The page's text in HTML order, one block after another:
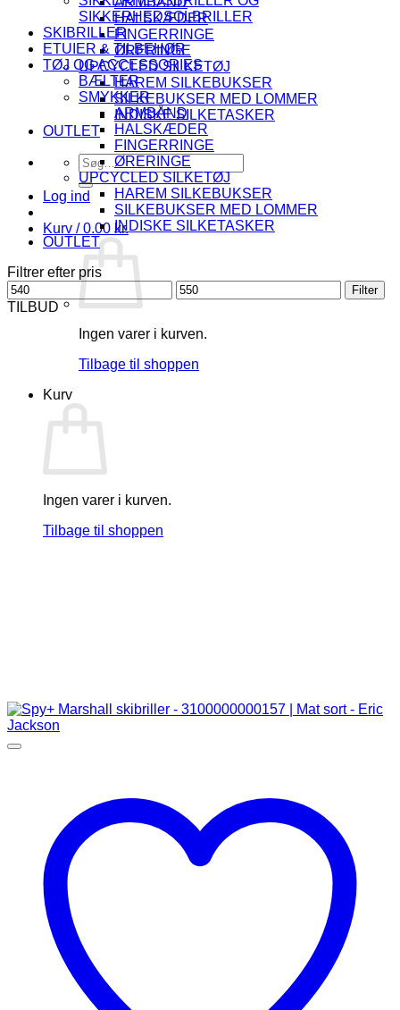
HALSKÆDER
FINGERRINGE
ØRERINGE
UPCYCLED SILKETØJ
HAREM SILKEBUKSER
SILKEBUKSER MED LOMMER
INDISKE SILKETASKER
OUTLET
Søg
efter:
Log ind
Kurv /0.00 kr.
Ingen varer i kurven.
Tilbage til shoppen
Kurv
Ingen varer i kurven.
Tilbage til shoppen
SIKKERHEDSOLBRILLER
SKIBRILLER
ETUIER & TILBEHØR
TØJ OG ACCESSORIES
BÆLTER
SMYKKER
ARMBÅND
HALSKÆDER
FINGERRINGE
ØRERINGE
UPCYCLED SILKETØJ
HAREM SILKEBUKSER
SILKEBUKSER MED LOMMER
INDISKE SILKETASKER
OUTLET
Filtrer efter pris
Mindste
pris
Højeste
pris
Filter
TILBUD